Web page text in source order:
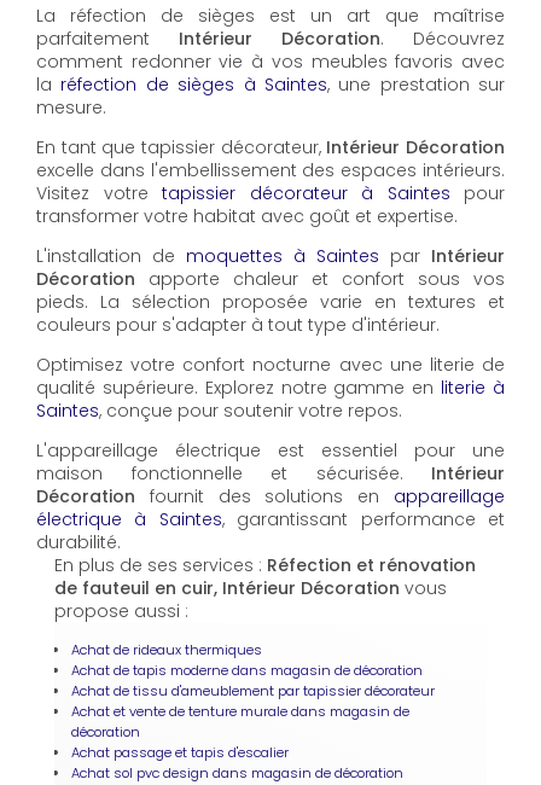
La réfection de sièges est un art que maîtrise
parfaitement Intérieur Décoration. Découvrez
comment redonner vie à vos meubles favoris avec
la réfection de sièges à Saintes, une prestation sur
mesure.
En tant que tapissier décorateur, Intérieur Décoration
excelle dans l'embellissement des espaces intérieurs.
Visitez votre tapissier décorateur à Saintes pour
transformer votre habitat avec goût et expertise.
L'installation de moquettes à Saintes par Intérieur
Décoration apporte chaleur et confort sous vos
pieds. La sélection proposée varie en textures et
couleurs pour s'adapter à tout type d'intérieur.
Optimisez votre confort nocturne avec une literie de
qualité supérieure. Explorez notre gamme en literie à
Saintes, conçue pour soutenir votre repos.
L'appareillage électrique est essentiel pour une
maison fonctionnelle et sécurisée. Intérieur
Décoration fournit des solutions en appareillage
électrique à Saintes, garantissant performance et
durabilité.
En plus de ses services : Réfection et rénovation
de fauteuil en cuir, Intérieur Décoration vous
propose aussi :
Achat de rideaux thermiques
Achat de tapis moderne dans magasin de décoration
Achat de tissu d'ameublement par tapissier décorateur
Achat et vente de tenture murale dans magasin de
décoration
Achat passage et tapis d'escalier
Achat sol pvc design dans magasin de décoration